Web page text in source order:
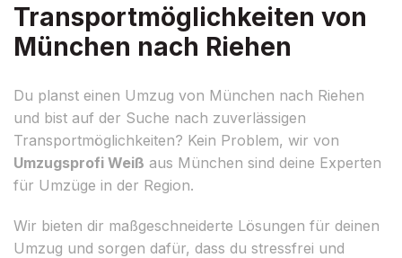
Transportmöglichkeiten von
München nach Riehen
Du planst einen Umzug von München nach Riehen
und bist auf der Suche nach zuverlässigen
Transportmöglichkeiten? Kein Problem, wir von
Umzugsprofi Weiß aus München sind deine Experten
für Umzüge in der Region.
Wir bieten dir maßgeschneiderte Lösungen für deinen
Umzug und sorgen dafür, dass du stressfrei und